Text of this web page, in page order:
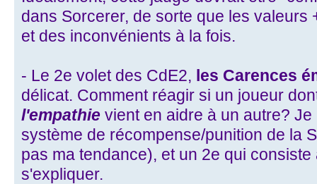
dans Sorcerer, de sorte que les valeurs
et des inconvénients à la fois.
- Le 2e volet des CdE2, les Carences
délicat. Comment réagir si un joueur
l'empathie vient en aidre à un autre?
système de récompense/punition de la
pas ma tendance), et un 2e qui
s'expliquer.